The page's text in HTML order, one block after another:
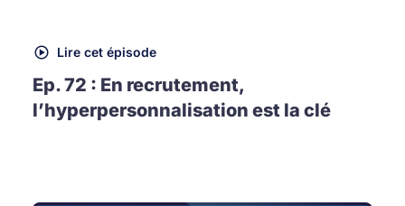
Lire cet épisode
Ep. 72 : En recrutement,
l’hyperpersonnalisation est la clé